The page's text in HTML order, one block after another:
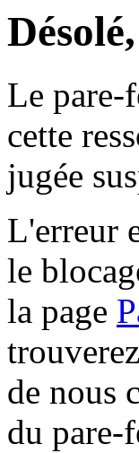
Le pare-
cette
jugée
L'erreur
le
la page
de nous
du pare-